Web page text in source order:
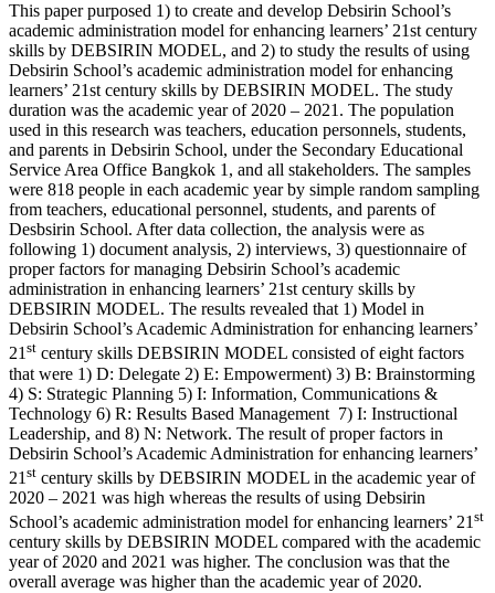
This paper purposed 1) to create and develop Debsirin School’s
academic administration model for enhancing learners’ 21st century
skills by DEBSIRIN MODEL, and 2) to study the results of using
Debsirin School’s academic administration model for enhancing
learners’ 21st century skills by DEBSIRIN MODEL. The study
duration was the academic year of 2020 – 2021. The population
used in this research was teachers, education personnels, students,
and parents in Debsirin School, under the Secondary Educational
Service Area Office Bangkok 1, and all stakeholders. The samples
were 818 people in each academic year by simple random sampling
from teachers, educational personnel, students, and parents of
Desbsirin School. After data collection, the analysis were as
following 1) document analysis, 2) interviews, 3) questionnaire of
proper factors for managing Debsirin School’s academic
administration in enhancing learners’ 21st century skills by
DEBSIRIN MODEL. The results revealed that 1) Model in
Debsirin School’s Academic Administration for enhancing learners’
21st century skills DEBSIRIN MODEL consisted of eight factors
that were 1) D: Delegate 2) E: Empowerment) 3) B: Brainstorming
4) S: Strategic Planning 5) I: Information, Communications &
Technology 6) R: Results Based Management 7) I: Instructional
Leadership, and 8) N: Network. The result of proper factors in
Debsirin School’s Academic Administration for enhancing learners’
21 st century skills by DEBSIRIN MODEL in the academic year of
2020 – 2021 was high whereas the results of using Debsirin
School’s academic administration model for enhancing learners’ 21 st
century skills by DEBSIRIN MODEL compared with the academic
year of 2020 and 2021 was higher. The conclusion was that the
overall average was higher than the academic year of 2020.